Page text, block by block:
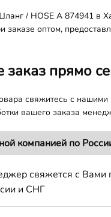
/ HOSE A 874941 в
оптом,
заказ прямо
свяжитесь с
вашего заказа
компанией по
свяжется с Вами
и СНГ